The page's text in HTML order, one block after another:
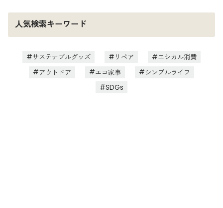
人気検索キーワード
サステナブルグッズ リペア
エシカル消費
アウトドア
エコ家事
シンプルライフ
SDGs